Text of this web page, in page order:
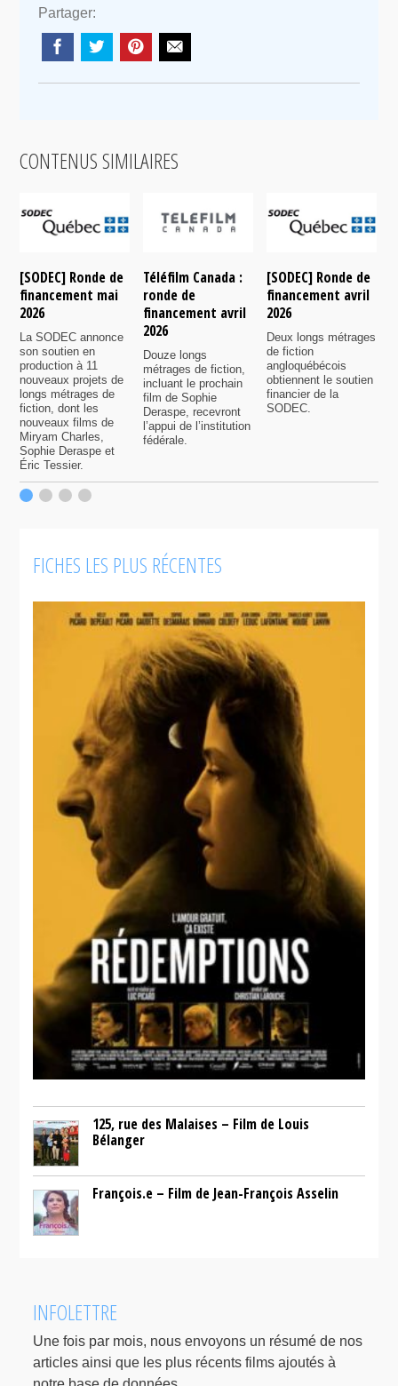
Partager:
CONTENUS SIMILAIRES
[SODEC] Ronde de
financement mai
2026
La SODEC annonce
son soutien en
production à 11
nouveaux projets de
longs métrages de
fiction, dont les
nouveaux films de
Miryam Charles,
Sophie Deraspe et
Éric Tessier.
Téléfilm Canada :
ronde de
financement avril
2026
Douze longs
métrages de fiction,
incluant le prochain
film de Sophie
Deraspe, recevront
l’appui de l’institution
fédérale.
[SODEC] Ronde de
financement avril
2026
Deux longs métrages
de fiction
angloquébécois
obtiennent le soutien
financier de la
SODEC.
FICHES LES PLUS RÉCENTES
125, rue des Malaises – Film de Louis
Bélanger
François.e – Film de Jean-François Asselin
INFOLETTRE
Une fois par mois, nous envoyons un résumé de nos
articles ainsi que les plus récents films ajoutés à